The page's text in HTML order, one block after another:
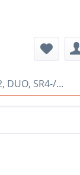
DUO, SR4-/...